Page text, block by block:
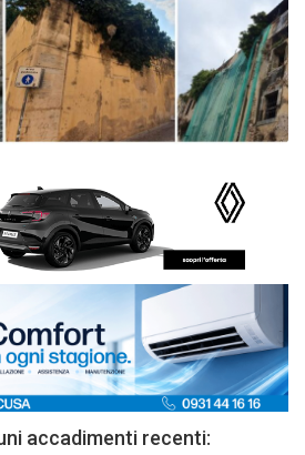
accadimenti recenti: